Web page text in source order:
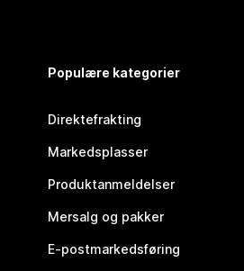
Populære kategorier
Direktefrakting
Markedsplasser
Produktanmeldelser
Mersalg og pakker
E-postmarkedsføring